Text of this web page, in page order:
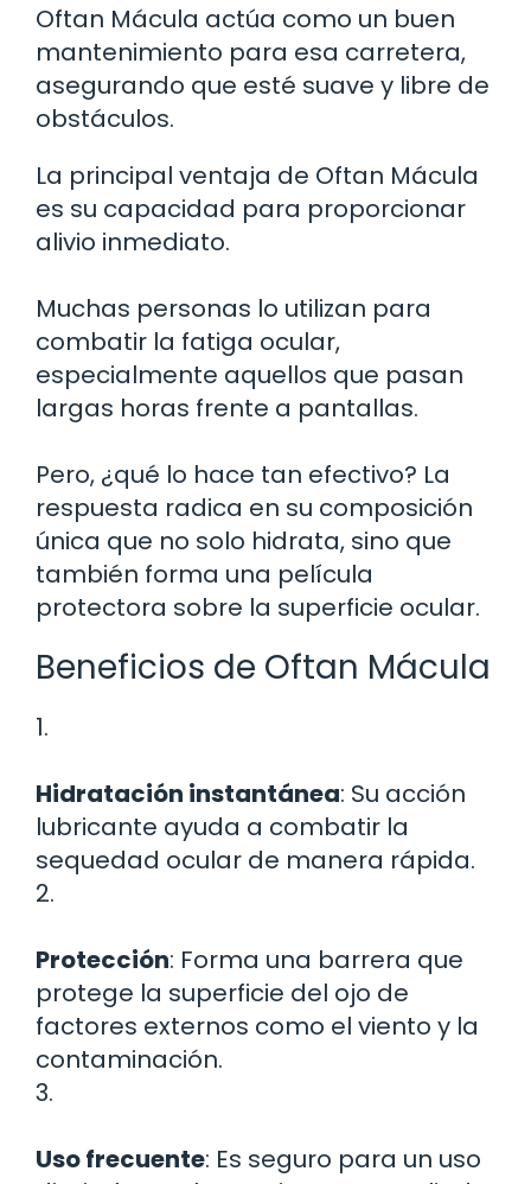
Oftan Mácula actúa como un buen
mantenimiento para esa carretera,
asegurando que esté suave y libre de
obstáculos.
La principal ventaja de Oftan Mácula
es su capacidad para proporcionar
alivio inmediato.
Muchas personas lo utilizan para
combatir la fatiga ocular,
especialmente aquellos que pasan
largas horas frente a pantallas.
Pero, ¿qué lo hace tan efectivo? La
respuesta radica en su composición
única que no solo hidrata, sino que
también forma una película
protectora sobre la superficie ocular.
Beneficios de Oftan Mácula
1.
Hidratación instantánea: Su acción
lubricante ayuda a combatir la
sequedad ocular de manera rápida.
2.
Protección: Forma una barrera que
protege la superficie del ojo de
factores externos como el viento y la
contaminación.
3.
Uso frecuente: Es seguro para un uso